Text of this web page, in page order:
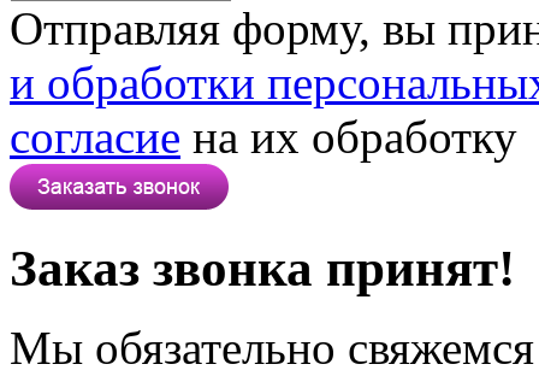
Отправляя форму, вы
и обработки
согласие на их обработку
Заказ звонка принят!
Мы обязательно